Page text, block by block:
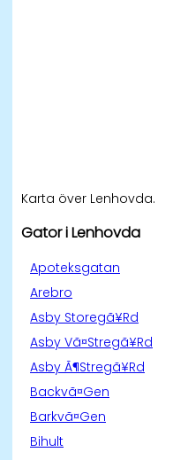
Karta över Lenhovda.
Gator i Lenhovda
Apoteksgatan
Arebro
Asby Storegã¥Rd
Asby Vã¤Stregã¥Rd
Asby Ã¶Stregã¥Rd
Backvã¤Gen
Barkvã¤Gen
Bihult